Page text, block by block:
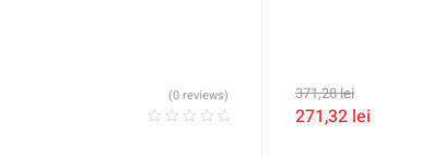
(0 reviews) 371,28lei
271,32 lei